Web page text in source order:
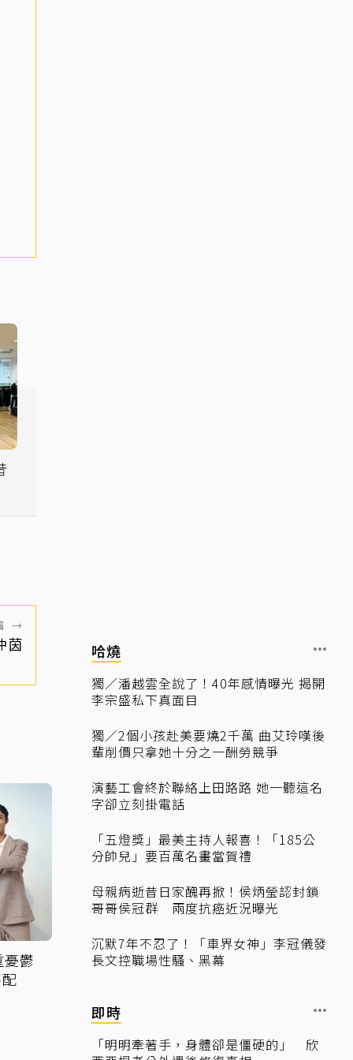
→
茵
鬱
哈燒
獨／潘越雲全說了！40年感情曝光 揭開
李宗盛私下真面目
獨／2個小孩赴美要燒2千萬 曲艾玲嘆後
輩削價只拿她十分之一酬勞競爭
演藝工會終於聯絡上田路路 她一聽這名
字卻立刻掛電話
「五燈獎」最美主持人報喜！「185公
分帥兒」要百萬名畫當賀禮
母親病逝昔日家醜再掀！侯炳瑩認封鎖
哥哥侯冠群 兩度抗癌近況曝光
沉默7年不忍了！「車界女神」李冠儀發
長文控職場性騷、黑幕
即時
「明明牽著手，身體卻是僵硬的」 欣